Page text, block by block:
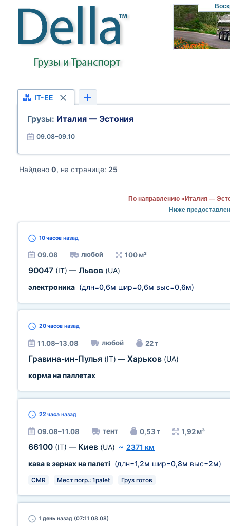
IT-EE
Грузы: Италия — Эстония
09.08–09.10
Найдено 0, на странице: 25
По направлению «Италия —
Ниже
10 часов назад
09.08 любой 100 м³
90047 (IT) — Львов (UA)
электроника (длн=0,6м шир=0,6м выс=0,6м)
20 часов назад
11.08–13.08 любой 22 т
Гравина-ин-Пулья (IT) — Харьков (UA)
корма на паллетах
22 часа назад
09.08–11.08 тент 0,53 т 1,92 м³
66100 (IT) — Киев (UA) ~ 2371 км
кава в зернах на палеті (длн=1,2м шир=0,8м выс=2м)
CMR Мест погр.: 1palet Груз готов
1 день назад (07:11 08.08)